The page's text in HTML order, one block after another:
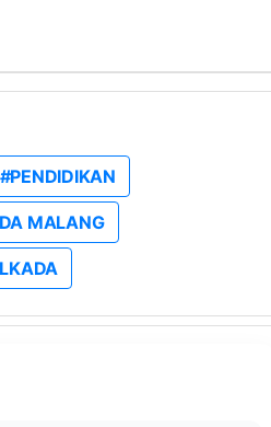
#PENDIDIKAN
MALANG